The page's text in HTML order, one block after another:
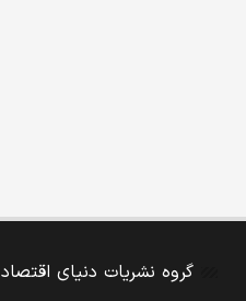
گروه نشریات دنیای اقتصاد